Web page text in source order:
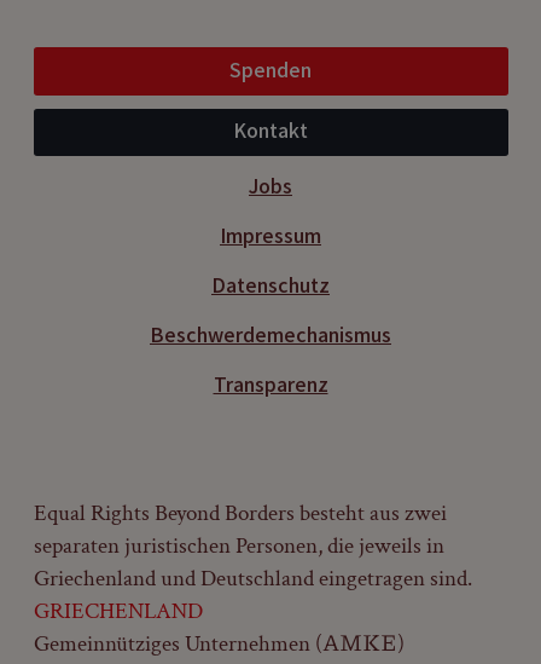
Spenden
Kontakt
Jobs
Impressum
Datenschutz
Beschwerdemechanismus
Transparenz
Equal Rights Beyond Borders besteht aus zwei
separaten juristischen Personen, die jeweils in
Griechenland und Deutschland eingetragen sind.
GRIECHENLAND
Gemeinnütziges Unternehmen (ΑΜΚΕ)